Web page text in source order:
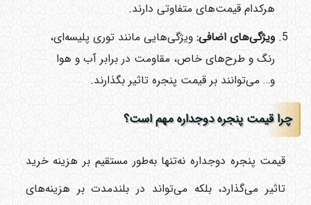
هرکدام قیمت‌های متفاوتی دارند.
ویژگی‌های اضافی:ویژگی‌هایی مانند توری پلیسه‌ای،
رنگ و طرح‌های خاص، مقاومت در برابر آب و هوا
و… می‌توانند بر قیمت پنجره تاثیر بگذارند.
چرا قیمت پنجره دوجداره مهم است؟
قیمت پنجره دوجداره نه‌تنها به‌طور مستقیم بر هزینه خرید
تاثیر می‌گذارد، بلکه می‌تواند در بلندمدت بر هزینه‌های